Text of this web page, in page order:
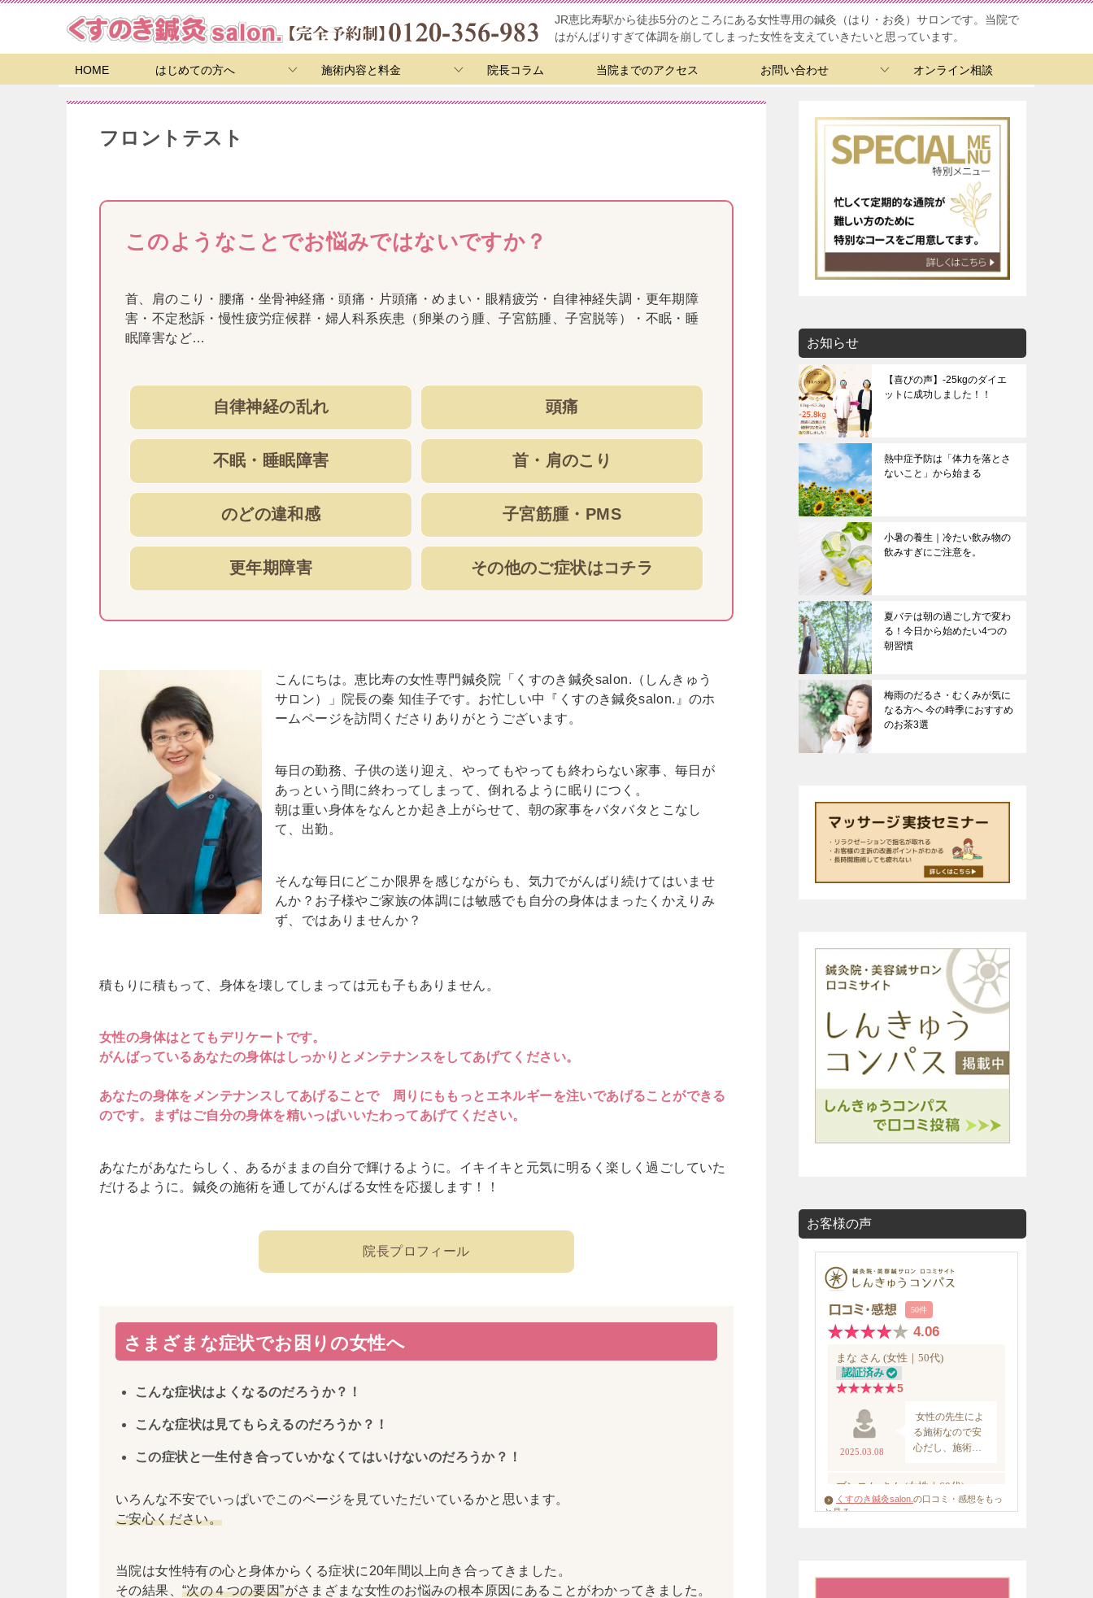
JR恵比寿駅から徒歩5分のところにある女性専用の鍼灸（はり・お灸）サロンです。当院で
はがんばりすぎて体調を崩してしまった女性を支えていきたいと思っています。
HOME はじめての方へ 施術内容と料金 院長コラム 当院までのアクセス お問い合わせ オンライン相談
フロントテスト
このようなことでお悩みではないですか？
首、肩のこり・腰痛・坐骨神経痛・頭痛・片頭痛・めまい・眼精疲労・自律神経失調・更年期障
害・不定愁訴・慢性疲労症候群・婦人科系疾患（卵巣のう腫、子宮筋腫、子宮脱等）・不眠・睡
眠障害など…
自律神経の乱れ 頭痛
不眠・睡眠障害 首・肩のこり
のどの違和感 子宮筋腫・PMS
更年期障害 その他のご症状はコチラ
こんにちは。恵比寿の女性専門鍼灸院「くすのき鍼灸salon.（しんきゅう
サロン）」院長の秦 知佳子です。お忙しい中『くすのき鍼灸salon.』のホ
ームページを訪問くださりありがとうございます。
毎日の勤務、子供の送り迎え、やってもやっても終わらない家事、毎日が
あっという間に終わってしまって、倒れるように眠りにつく。
朝は重い身体をなんとか起き上がらせて、朝の家事をバタバタとこなし
て、出勤。
そんな毎日にどこか限界を感じながらも、気力でがんばり続けてはいませ
んか？お子様やご家族の体調には敏感でも自分の身体はまったくかえりみ
ず、ではありませんか？
積もりに積もって、身体を壊してしまっては元も子もありません。
女性の身体はとてもデリケートです。
がんばっているあなたの身体はしっかりとメンテナンスをしてあげてください。
あなたの身体をメンテナンスしてあげることで 周りにももっとエネルギーを注いであげることができる
のです。まずはご自分の身体を精いっぱいいたわってあげてください。
あなたがあなたらしく、あるがままの自分で輝けるように。イキイキと元気に明るく楽しく過ごしていた
だけるように。 鍼灸の施術を通してがんばる女性を応援します！！
院長プロフィール
さまざまな症状でお困りの女性へ
こんな症状はよくなるのだろうか？！
こんな症状は見てもらえるのだろうか？！
この症状と一生付き合っていかなくてはいけないのだろうか？！
いろんな不安でいっぱいでこのページを見ていただいているかと思います。
ご安心ください。
当院は女性特有の心と身体からくる症状に20年間以上向き合ってきました。
その結果、 “次の４つの要因”がさまざまな女性のお悩みの根本原因にあることがわかってきました。
お知らせ
【喜びの声】-25kgのダイエ
ットに成功しました！！
熱中症予防は「体力を落とさ
ないこと」から始まる
小暑の養生｜冷たい飲み物の
飲みすぎにご注意を。
夏バテは朝の過ごし方で変わ
る！今日から始めたい4つの
朝習慣
梅雨のだるさ・むくみが気に
なる方へ 今の時季におすすめ
のお茶3選
お客様の声
くすのき鍼灸salon. の口コミ・感想をもっ
と見る